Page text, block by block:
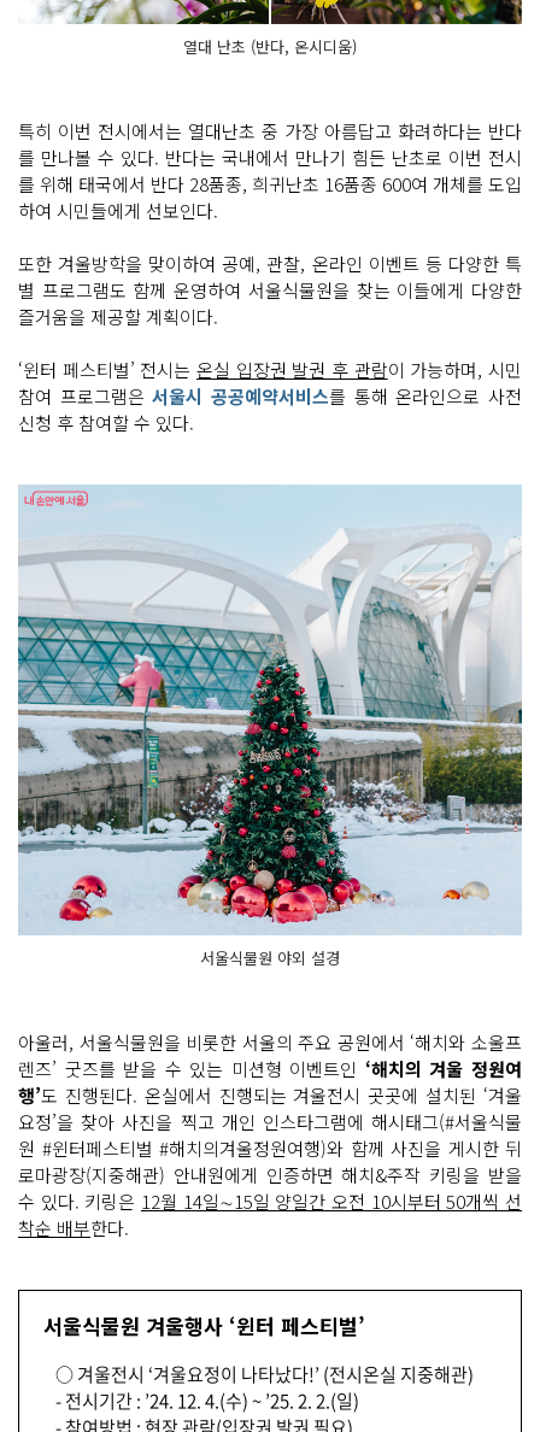
열대 난초 (반다, 온시디움)
특히 이번 전시에서는 열대난초 중 가장 아름답고 화려하다는 반다
를 만나볼 수 있다. 반다는 국내에서 만나기 힘든 난초로 이번 전시
를 위해 태국에서 반다 28품종, 희귀난초 16품종 600여 개체를 도입
하여 시민들에게 선보인다.
또한 겨울방학을 맞이하여 공예, 관찰, 온라인 이벤트 등 다양한 특
별 프로그램도 함께 운영하여 서울식물원을 찾는 이들에게 다양한
즐거움을 제공할 계획이다.
‘윈터 페스티벌’ 전시는 온실 입장권 발권 후 관람이 가능하며, 시민
참여 프로그램은서울시 공공예약서비스를 통해 온라인으로 사전
신청 후 참여할 수 있다.
서울식물원 야외 설경
아울러, 서울식물원을 비롯한 서울의 주요 공원에서 ‘해치와 소울프
렌즈’ 굿즈를 받을 수 있는 미션형 이벤트인 ‘해치의 겨울 정원여
행’도 진행된다. 온실에서 진행되는 겨울전시 곳곳에 설치된 ‘겨울
요정’을 찾아 사진을 찍고 개인 인스타그램에 해시태그(#서울식물
원 #윈터페스티벌 #해치의겨울정원여행)와 함께 사진을 게시한 뒤
로마광장(지중해관) 안내원에게 인증하면 해치&주작 키링을 받을
수 있다. 키링은 12월 14일∼15일 양일간 오전 10시부터 50개씩 선
착순 배부한다.
서울식물원 겨울행사 ‘윈터 페스티벌’
○ 겨울전시 ‘겨울요정이 나타났다!’ (전시온실 지중해관)
- 전시기간 : ’24. 12. 4.(수) ~ ’25. 2. 2.(일)